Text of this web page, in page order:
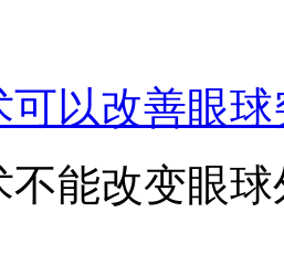
可以改善眼
不能改变眼